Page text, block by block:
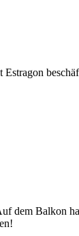
dem Balkon